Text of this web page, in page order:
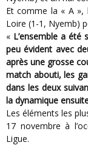
Et comme la « A
Loire (1-1, Nyemb)
« L’ensemble a
peu évident avec
après une grosse
match abouti, les
dans les deux
la dynamique
Les éléments les
17 novembre à
Ligue.